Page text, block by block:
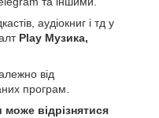
аудіокниг і тд у
Play Музика,
від
програм.
відрізнятися